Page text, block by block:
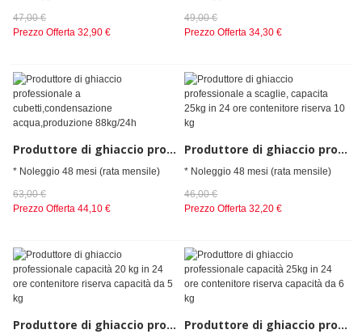
47,00 €
Prezzo Offerta 32,90 €
49,00 €
Prezzo Offerta 34,30 €
Produttore di ghiaccio professionale a cubetti,condensazione acqua,produzione 88kg/24h
* Noleggio 48 mesi (rata mensile)
63,00 €
Prezzo Offerta 44,10 €
Produttore di ghiaccio professionale a scaglie, capacita 25kg in 24 ore contenitore riserva 10 kg
* Noleggio 48 mesi (rata mensile)
46,00 €
Prezzo Offerta 32,20 €
Produttore di ghiaccio professionale capacità 20 kg in 24 ore contenitore riserva capacità da 5 kg Produttore di ghiaccio professionale capacità 25kg in 24 ore contenitore riserva capacità da 6 kg